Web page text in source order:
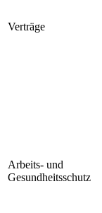
Verträge
Arbeits- und
Gesundheitsschutz